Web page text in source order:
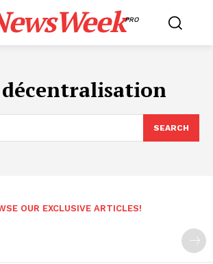
PRO
décentralisation
SEARCH
OUR EXCLUSIVE ARTICLES!